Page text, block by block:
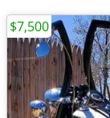
$7,500